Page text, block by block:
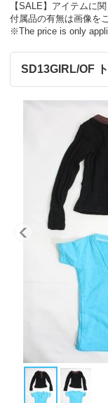
【SALE】アイテムに
付属品の有無は画像を
※The price is only
SD13GIRL/OF